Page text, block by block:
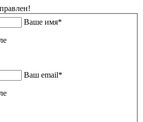
Ваше имя*
Ваш email*